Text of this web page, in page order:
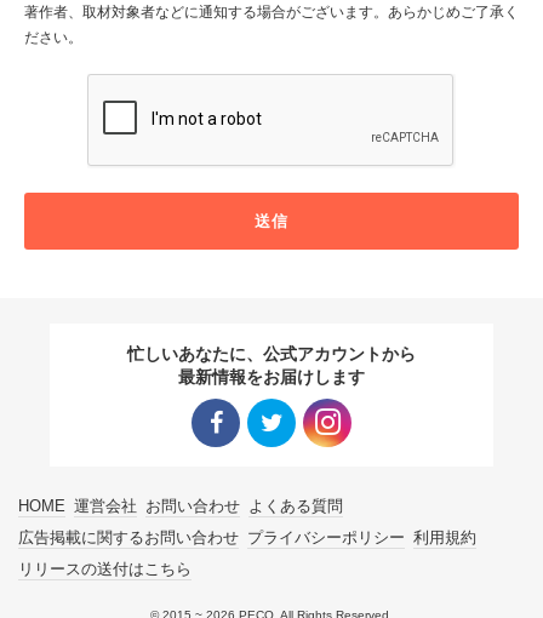
著作者、取材対象者などに通知する場合がございます。あらかじめご了承く
ださい。
送信
忙しいあなたに、公式アカウントから
最新情報をお届けします
HOME 運営会社 お問い合わせ よくある質問
広告掲載に関するお問い合わせ プライバシーポリシー 利用規約
リリースの送付はこちら
© 2015 ~ 2026 PECO. All Rights Reserved.